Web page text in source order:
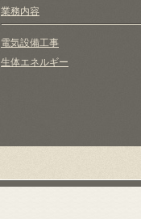
業務内容
電気設備工事
生体エネルギー